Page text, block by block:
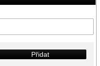
Přidat